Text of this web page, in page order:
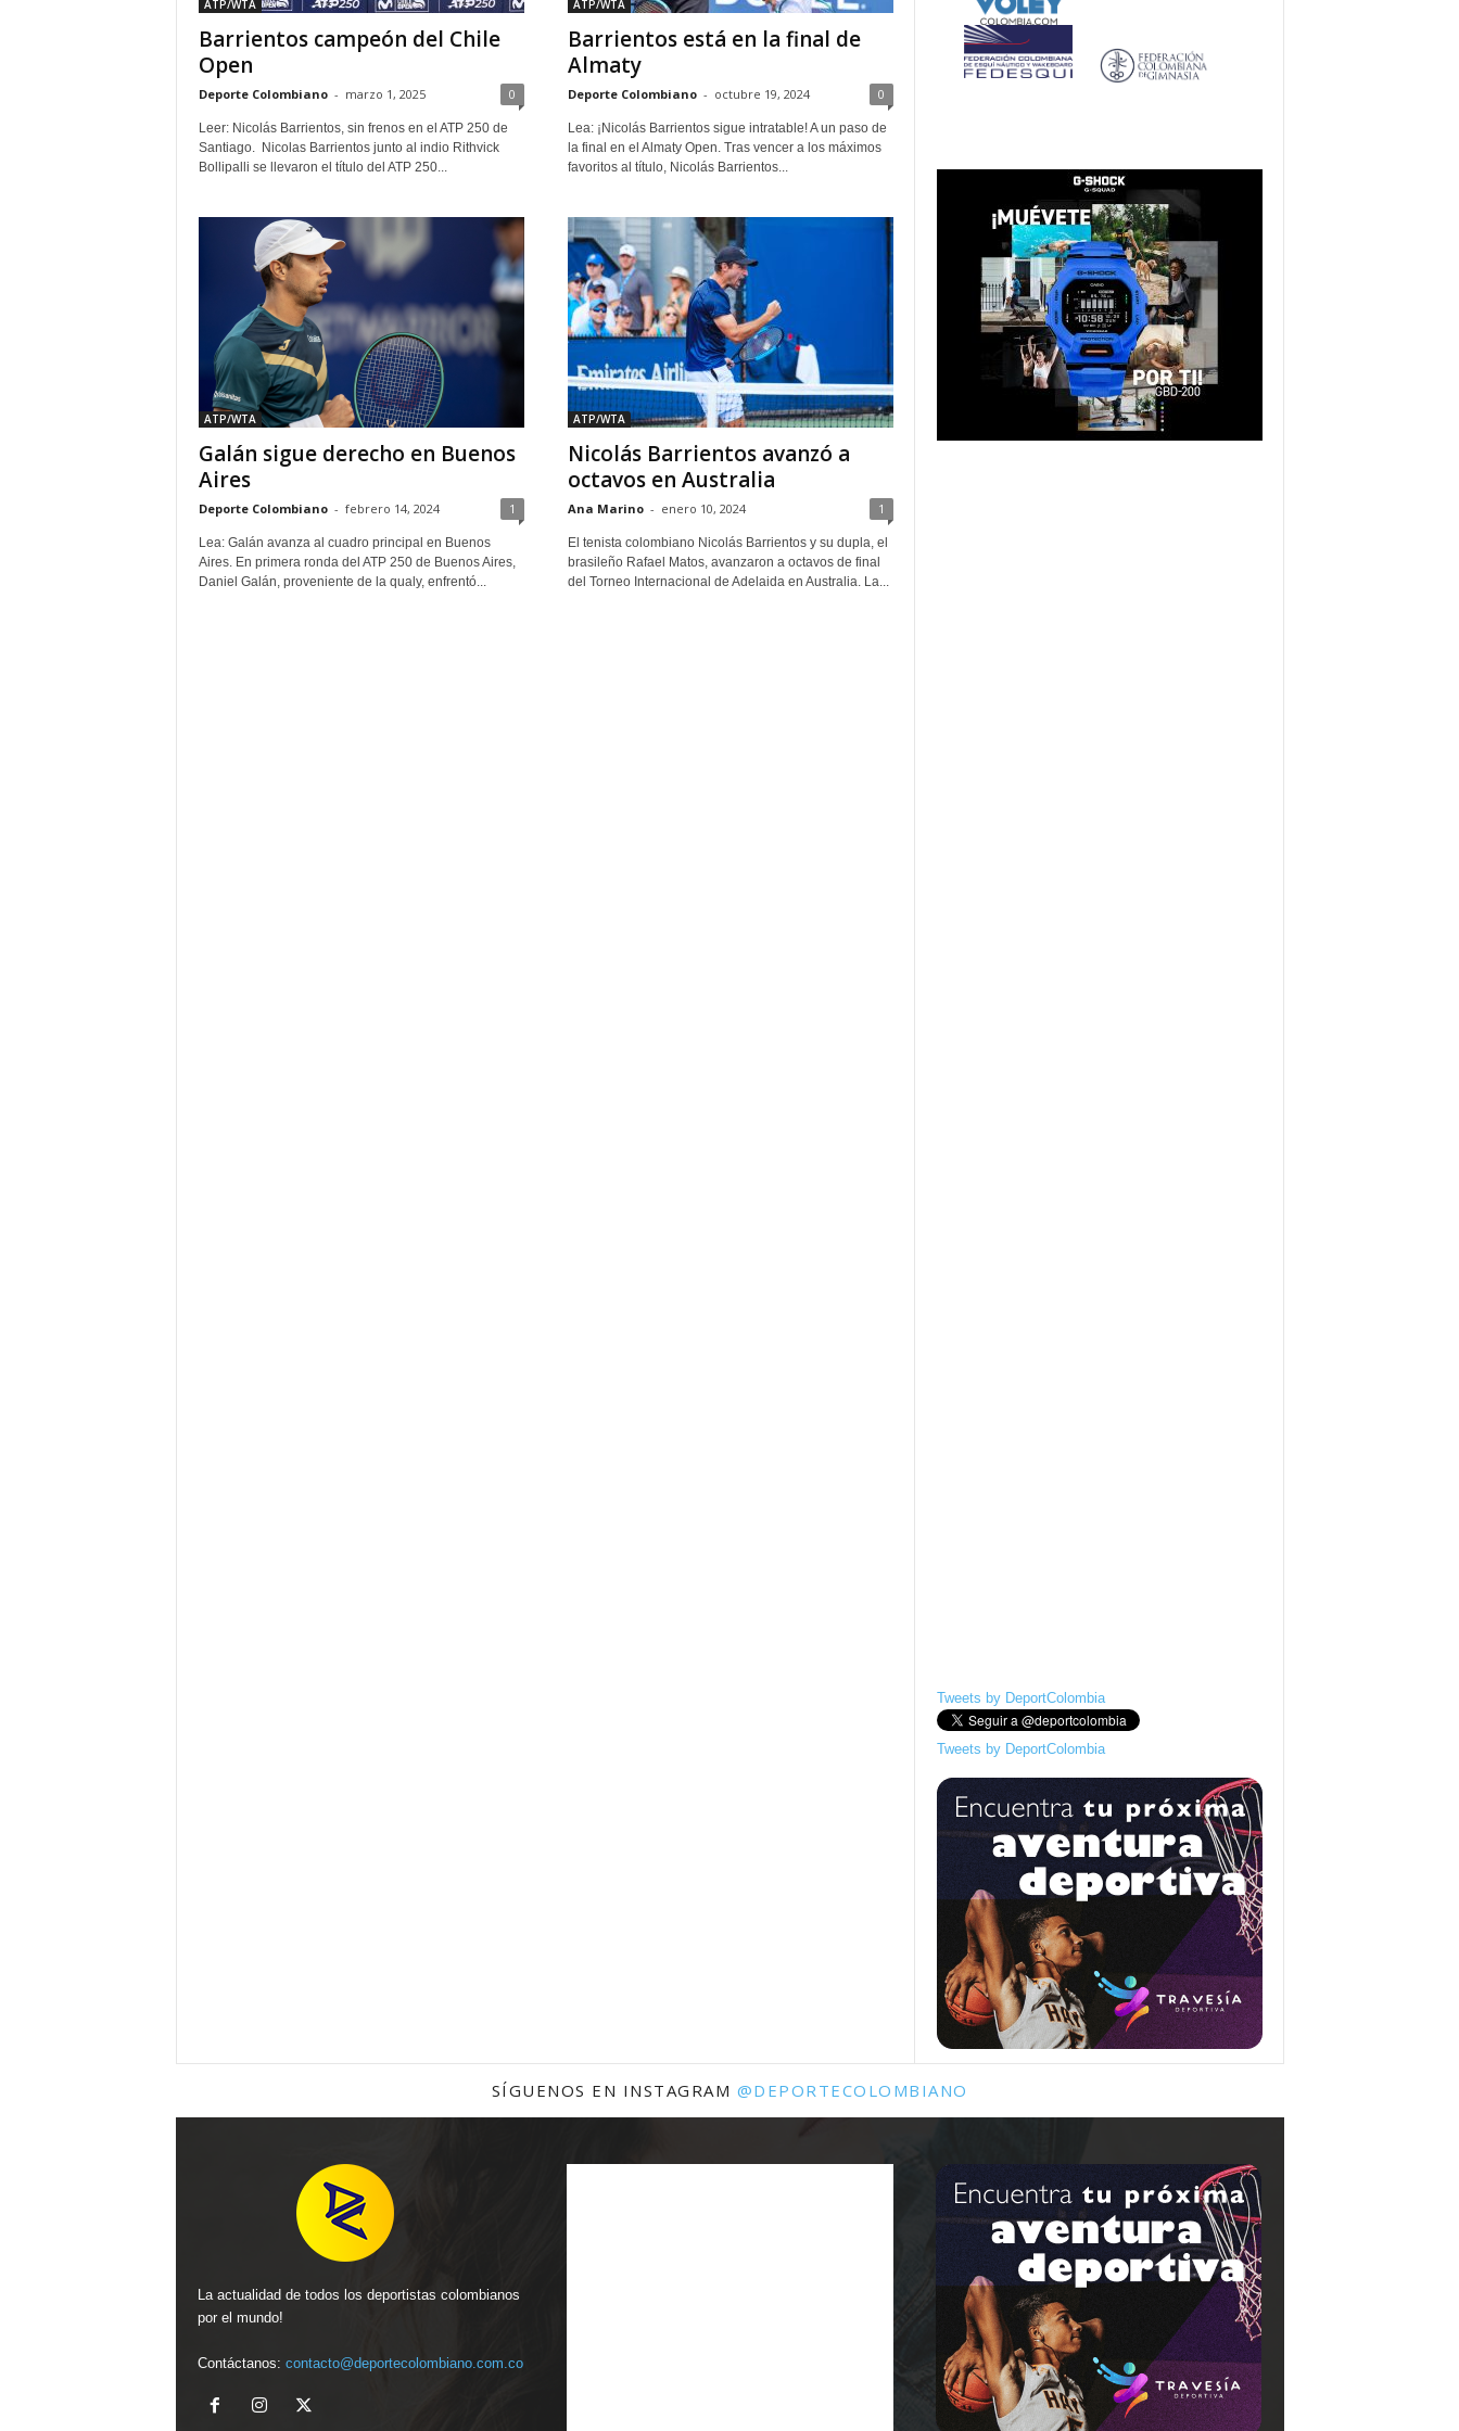
ATP/WTA
Barrientos campeón del Chile
Open
Deporte Colombiano - marzo 1, 2025 0
Leer: Nicolás Barrientos, sin frenos en el ATP 250 de
Santiago. Nicolas Barrientos junto al indio Rithvick
Bollipalli se llevaron el título del ATP 250...
ATP/WTA
Barrientos está en la final de
Almaty
Deporte Colombiano - octubre 19, 2024 0
Lea: ¡Nicolás Barrientos sigue intratable! A un paso de
la final en el Almaty Open. Tras vencer a los máximos
favoritos al título, Nicolás Barrientos...
ATP/WTA
Galán sigue derecho en Buenos
Aires
Deporte Colombiano - febrero 14, 2024 1
Lea: Galán avanza al cuadro principal en Buenos
Aires. En primera ronda del ATP 250 de Buenos Aires,
Daniel Galán, proveniente de la qualy, enfrentó...
ATP/WTA
Nicolás Barrientos avanzó a
octavos en Australia
Ana Marino - enero 10, 2024 1
El tenista colombiano Nicolás Barrientos y su dupla, el
brasileño Rafael Matos, avanzaron a octavos de final
del Torneo Internacional de Adelaida en Australia. La...
Tweets by DeportColombia
Tweets by DeportColombia
SÍGUENOS EN INSTAGRAM @DEPORTECOLOMBIANO
La actualidad de todos los deportistas colombianos
por el mundo!
Contáctanos: contacto@deportecolombiano.com.co